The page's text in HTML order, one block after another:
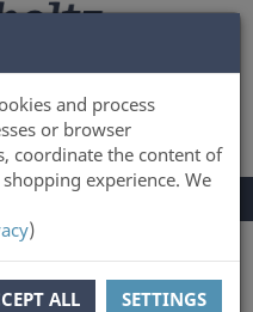
and process
or browser
coordinate the content of
experience. We
)
ALL SETTINGS
CART 0